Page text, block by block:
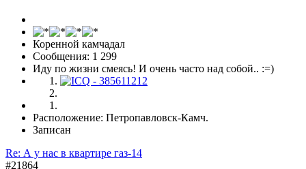
Коренной камчадал
Сообщения: 1 299
Иду по жизни смеясь! И очень часто над собой.. :=)
Расположение: Петропавловск-Камч.
Записан
Re: А у нас в квартире газ-14
#21864